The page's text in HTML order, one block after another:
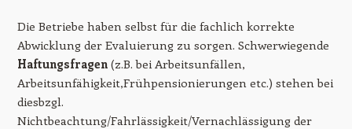
Die Betriebe haben selbst für die fachlich korrekte
Abwicklung der Evaluierung zu sorgen. Schwerwiegende
Haftungsfragen(z.B. bei Arbeitsunfällen,
Arbeitsunfähigkeit,Frühpensionierungen etc.) stehen bei
diesbzgl.
Nichtbeachtung/Fahrlässigkeit/Vernachlässigung der